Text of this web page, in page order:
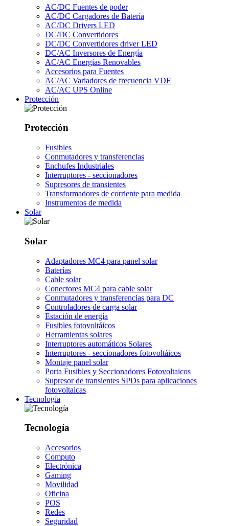
AC/DC Fuentes de poder
AC/DC Cargadores de Batería
AC/DC Drivers LED
DC/DC Convertidores
DC/DC Convertidores driver LED
DC/AC Inversores de Energía
AC/AC Energías Renovables
Accesorios para Fuentes
AC/AC Variadores de frecuencia VDF
AC/AC UPS Online
Protección
Protección
Fusibles
Conmutadores y transferencias
Enchufes Industriales
Interruptores - seccionadores
Supresores de transientes
Transformadores de corriente para medida
Instrumentos de medida
Solar
Solar
Adaptadores MC4 para panel solar
Baterías
Cable solar
Conectores MC4 para cable solar
Conmutadores y transferencias para DC
Controladores de carga solar
Estación de energía
Fusibles fotovoltáicos
Herramientas solares
Interruptores automáticos Solares
Interruptores - seccionadores fotovoltáicos
Montaje panel solar
Porta Fusibles y Seccionadores Fotovoltaicos
Supresor de transientes SPDs para aplicaciones
fotovoltaicas
Tecnología
Tecnología
Accesorios
Computo
Electrónica
Gaming
Movilidad
Oficina
POS
Redes
Seguridad